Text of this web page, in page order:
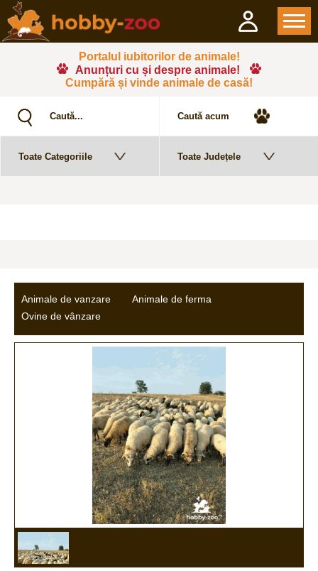
Portalul iubitorilor de animale!
Anunțuri cu și despre animale!
Cumpără și vinde animale de casă!
Animale de vanzare
Animale de ferma
Ovine de vânzare